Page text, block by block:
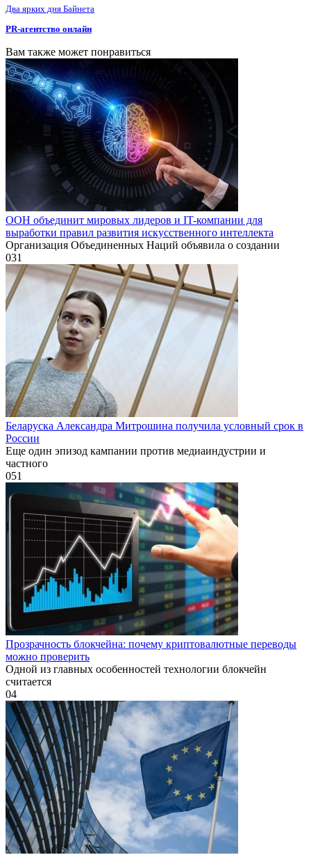
Два ярких дня Байнета
PR-агентство онлайн
Вам также может понравиться
ООН объединит мировых лидеров и IT-компании для
выработки правил развития искусственного интеллекта
Организация Объединенных Наций объявила о создании
031
Беларуска Александра Митрошина получила условный срок в
России
Еще один эпизод кампании против медиаиндустрии и
частного
051
Прозрачность блокчейна: почему криптовалютные переводы
можно проверить
Одной из главных особенностей технологии блокчейн
считается
04